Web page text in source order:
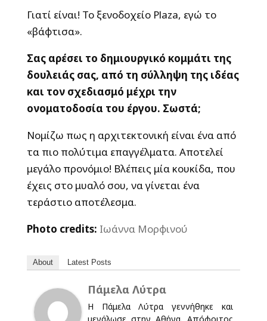
Γιατί είναι! Το ξενοδοχείο Plaza, εγώ το
«βάφτισα».
Σας αρέσει το δημιουργικό κομμάτι της
δουλειάς σας, από τη σύλληψη της ιδέας
και τον σχεδιασμό μέχρι την
ονοματοδοσία του έργου. Σωστά;
Νομίζω πως η αρχιτεκτονική είναι ένα από
τα πιο πολύτιμα επαγγέλματα. Αποτελεί
μεγάλο προνόμιο! Βλέπεις μία κουκίδα, που
έχεις στο μυαλό σου, να γίνεται ένα
τεράστιο αποτέλεσμα.
Photo credits: Ιωάννα Μορφινού
About Latest Posts
Πάμελα Λύτρα
Η Πάμελα Λύτρα γεννήθηκε και